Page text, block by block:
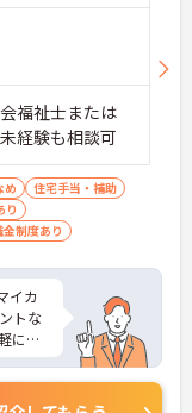
福祉士または
経験も相談可
め
住宅手当・補助
り
制度あり
イカ
トな
にご